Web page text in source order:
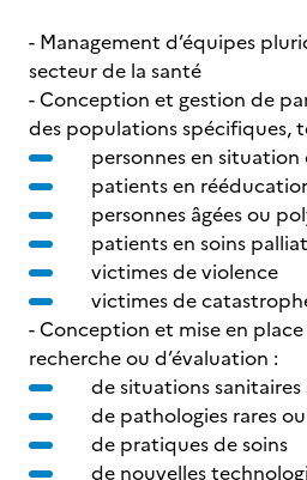
- Management d’équipes
secteur de la santé
- Conception et gestion de
des populations spécifiques,
personnes en
patients en
personnes âgées ou
patients en soins
victimes de violence
victimes de
- Conception et mise en
recherche ou d’évaluation :
de situations
de pathologies rares
de pratiques de soins
de nouvelles